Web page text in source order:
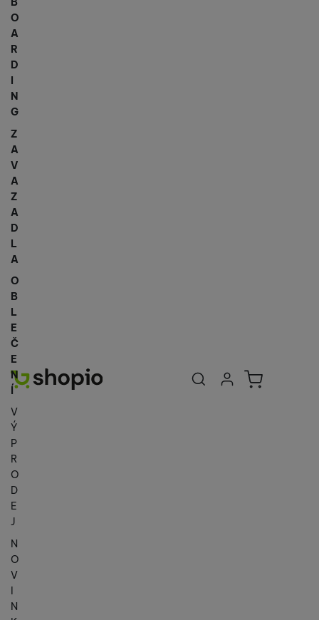
Uživatelská
Přihlásit se
Košík
O
A
R
D
N
G
Z
A
V
A
Z
A
D
L
A
O
B
L
E
Č
E
N
Í
V
Ý
P
R
O
D
E
J
N
O
V
I
N